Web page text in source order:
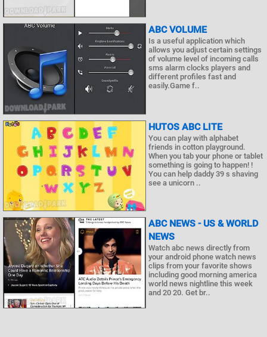
ABC VOLUME
Is a useful application which
allows you adjust certain settings
of volume level of incoming calls
sms alarm clocks players and
different profiles fast and
easily.Game f..
HUTOS ABC LITE
You can play with alphabet
friends in cotton playground.
When you tab your phone or tablet
something is going to happen! !
You can help daddy 39 s shaving
see a unicorn ..
ABC NEWS - US & WORLD
NEWS
Watch abc news directly from
your android phone watch news
clips from your favorite shows
including good morning america
world news nightline this week
and 20 20. Get br..